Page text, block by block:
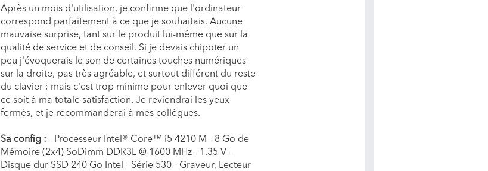
Après un mois d'utilisation, je confirme que l'ordinateur
correspond parfaitement à ce que je souhaitais. Aucune
mauvaise surprise, tant sur le produit lui-même que sur la
qualité de service et de conseil. Si je devais chipoter un
peu j'évoquerais le son de certaines touches numériques
sur la droite, pas très agréable, et surtout différent du reste
du clavier ; mais c'est trop minime pour enlever quoi que
ce soit à ma totale satisfaction. Je reviendrai les yeux
fermés, et je recommanderai à mes collègues.
Sa config : - Processeur Intel® Core™ i5 4210 M - 8 Go de
Mémoire (2x4) SoDimm DDR3L @ 1600 MHz - 1.35 V -
Disque dur SSD 240 Go Intel - Série 530 - Graveur, Lecteur